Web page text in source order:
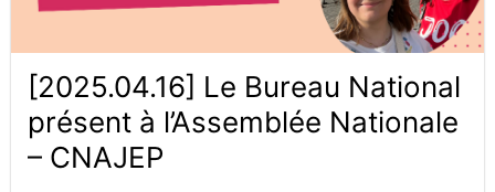
[2025.04.16] Le Bureau National
présent à l’Assemblée Nationale
– CNAJEP​